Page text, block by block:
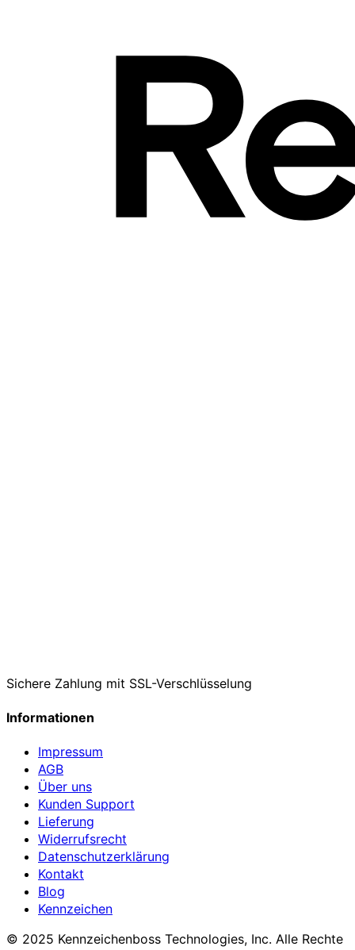
Sichere Zahlung mit SSL-Verschlüsselung
Informationen
Impressum
AGB
Über uns
Kunden Support
Lieferung
Widerrufsrecht
Datenschutzerklärung
Kontakt
Blog
Kennzeichen
© 2025 Kennzeichenboss Technologies, Inc. Alle Rechte